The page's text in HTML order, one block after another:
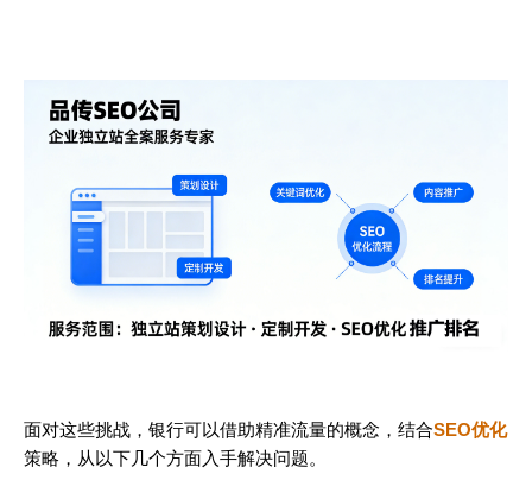
面对这些挑战，银行可以借助精准流量的概念，结合SEO优化
策略，从以下几个方面入手解决问题。